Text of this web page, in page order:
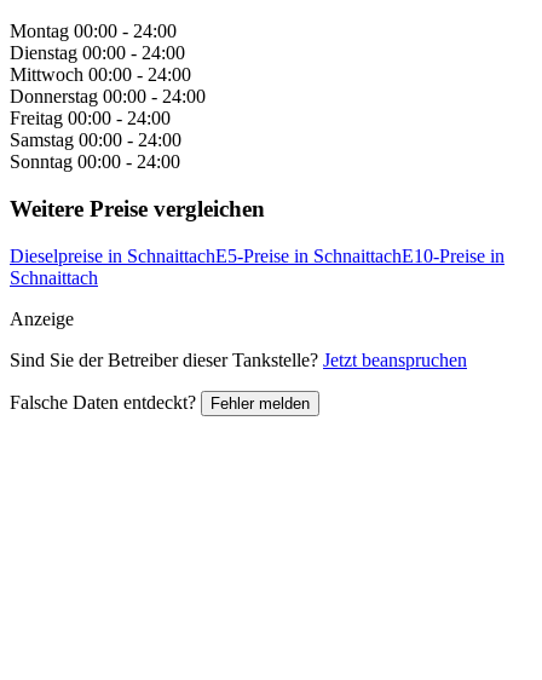
Montag 00:00 - 24:00
Dienstag 00:00 - 24:00
Mittwoch 00:00 - 24:00
Donnerstag 00:00 - 24:00
Freitag 00:00 - 24:00
Samstag 00:00 - 24:00
Sonntag 00:00 - 24:00
Weitere Preise vergleichen
Dieselpreise in SchnaittachE5-Preise in SchnaittachE10-Preise in
Schnaittach
Anzeige
Sind Sie der Betreiber dieser Tankstelle? Jetzt beanspruchen
Falsche Daten entdeckt? Fehler melden